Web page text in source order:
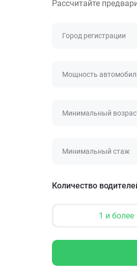
Рассчитайте
Город регистрации
Мощность
Минимальный
Минимальный стаж
Количество
1 и более